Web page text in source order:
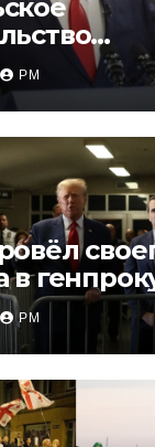
план
РМ
в
РМ